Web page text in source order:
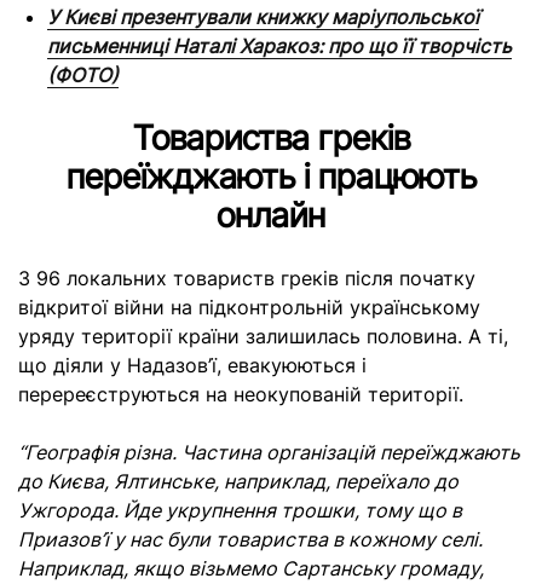
У Києві презентували книжку маріупольської
письменниці Наталі Харакоз: про що її творчість
(ФОТО)
Товариства греків
переїжджають і працюють
онлайн
З 96 локальних товариств греків після початку
відкритої війни на підконтрольній українському
уряду території країни залишилась половина. А ті,
що діяли у Надазов’ї, евакуюються і
перереєструються на неокупованій території.
“Географія різна. Частина організацій переїжджають
до Києва, Ялтинське, наприклад, переїхало до
Ужгорода. Йде укрупнення трошки, тому що в
Приазов’ї у нас були товариства в кожному селі.
Наприклад, якщо візьмемо Сартанську громаду,